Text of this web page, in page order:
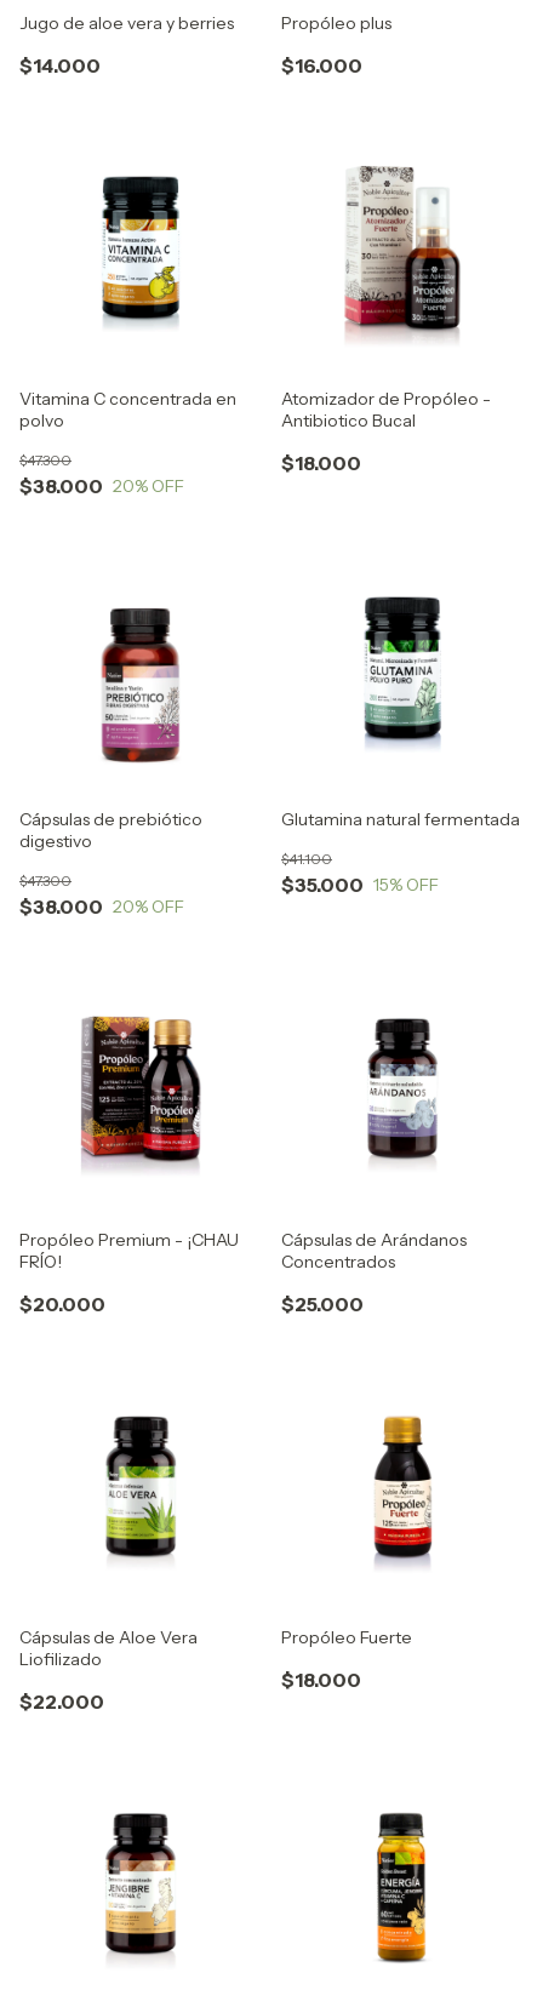
Jugo de aloe vera y berries
$14.000
Propóleo plus
$16.000
Vitamina C concentrada en
polvo
$38.000
$47.300
20% OFF
Atomizador de Propóleo -
Antibiotico Bucal
$18.000
Cápsulas de prebiótico
digestivo
$38.000
$47.300
20% OFF
Glutamina natural fermentada
$35.000
$41.100
15% OFF
Propóleo Premium - ¡CHAU
FRÍO!
$20.000
Cápsulas de Arándanos
Concentrados
$25.000
Cápsulas de Aloe Vera
Liofilizado
$22.000
Propóleo Fuerte
$18.000